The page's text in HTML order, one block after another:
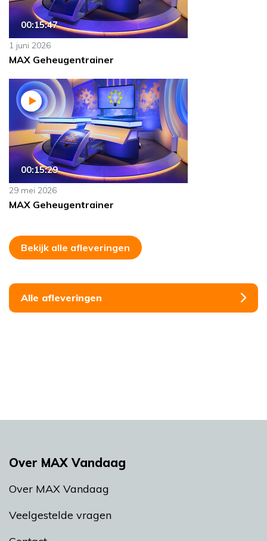
00:15:47
1 juni 2026
MAX Geheugentrainer
00:15:29
29 mei 2026
MAX Geheugentrainer
Bekijk alle afleveringen
Alle afleveringen
Over MAX Vandaag
Over MAX Vandaag
Veelgestelde vragen